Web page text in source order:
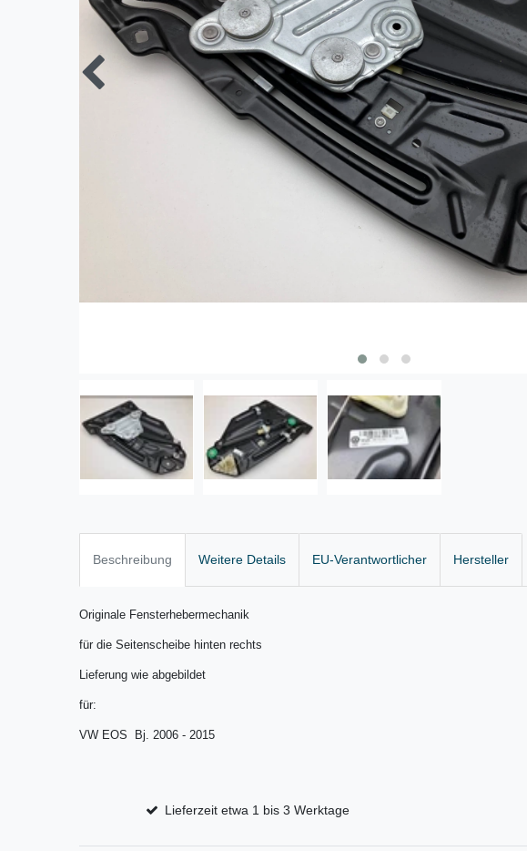
Beschreibung Weitere Details EU-Verantwortlicher Hersteller
Originale Fensterhebermechanik
für die Seitenscheibe hinten rechts
Lieferung wie abgebildet
für:
VW EOS Bj. 2006 - 2015
Lieferzeit etwa 1 bis 3 Werktage